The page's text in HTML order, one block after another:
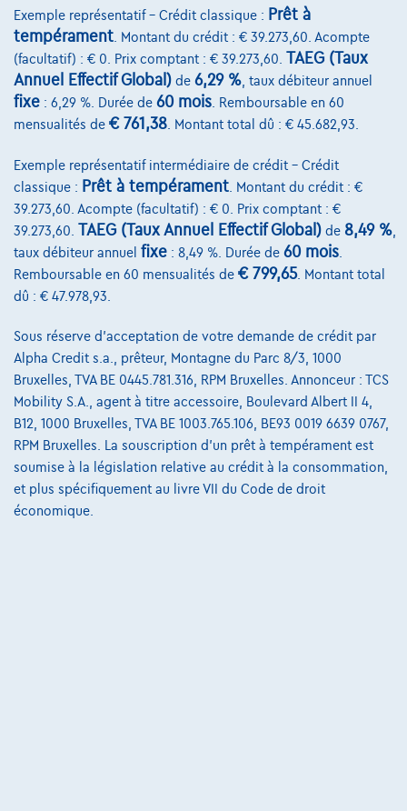
Comparer
Voir le véhicule
BMW Serie 2
223 i x Drive M sport Harman/Kardon panodak dig.airco alu19
01/2023
32.184 km Essence
Automatique
160 kW ( 218 CV )
€31.900
Exemple représentatif – Crédit classique : Prêt à
tempérament . Montant du crédit : € 39.273,60. Acompte
(facultatif) : € 0. Prix comptant : € 39.273,60. TAEG (Taux
Annuel Effectif Global) de 6,29 % , taux débiteur annuel
fixe : 6,29 %. Durée de 60 mois . Remboursable en 60
mensualités de € 761,38 . Montant total dû : € 45.682,93.
Exemple représentatif intermédiaire de crédit – Crédit
classique : Prêt à tempérament . Montant du crédit : €
39.273,60. Acompte (facultatif) : € 0. Prix comptant : €
39.273,60. TAEG (Taux Annuel Effectif Global) de 8,49 %
taux débiteur annuel fixe : 8,49 %. Durée de 60 mois
Remboursable en 60 mensualités de € 799,65. Montant total
dû : € 47.978,93.
Sous réserve d'acceptation de votre demande de crédit par
Alpha Credit s.a., prêteur, Montagne du Parc 8/3, 1000
Bruxelles, TVA BE 0445.781.316, RPM Bruxelles. Annonceur : TCS
Mobility S.A., agent à titre accessoire, Boulevard Albert II 4,
B12, 1000 Bruxelles, TVA BE 1003.765.106, BE93 0019 6639 0767,
RPM Bruxelles. La souscription d'un prêt à tempérament est
soumise à la législation relative au crédit à la consommation,
et plus spécifiquement au livre VII du Code de droit
économique.